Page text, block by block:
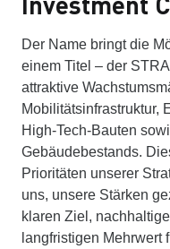
Der Name bringt die
einem Titel – der
attraktive
Mobilitätsinfrastruktur,
High-Tech-Bauten
Gebäudebestands.
Prioritäten unserer
uns, unsere Stärken
klaren Ziel,
langfristigen Mehrwert